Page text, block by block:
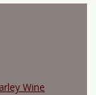
Wine